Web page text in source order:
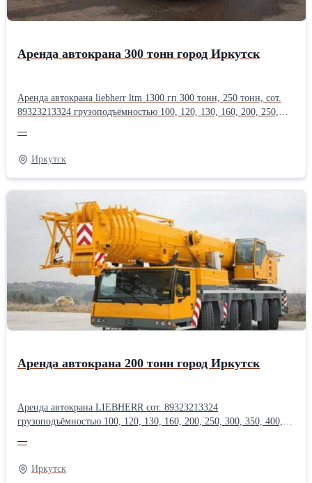
Аренда автокрана 300 тонн город Иркутск
Аренда автокрана liebherr ltm 1300 гп 300 тонн, 250 тонн, сот.
89323213324 грузоподъёмностью 100, 120, 130, 160, 200, 250,
тяжеловесного оборудования в нефтегазовой, энергетической,
химической, металлургической
промышленности.Производитель: Liebherr
—
Иркутск
Аренда автокрана 200 тонн город Иркутск
Аренда автокрана LIEBHERR сот. 89323213324
грузоподъёмностью 100, 120, 130, 160, 200, 250, 300, 350, 400,
нефтегазовой, энергетической, химической, металлургической
промышленности.Производитель: Liebherr
—
Иркутск